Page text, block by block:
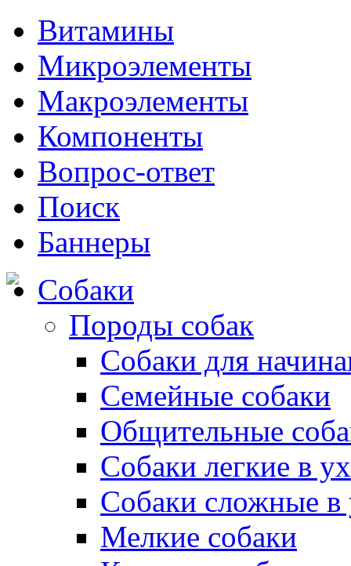
Витамины
Микроэлементы
Макроэлементы
Компоненты
Вопрос-ответ
Поиск
Баннеры
Собаки
Породы собак
Собаки для
Семейные собаки
Общительные
Собаки легкие в
Собаки сложные в
Мелкие собаки